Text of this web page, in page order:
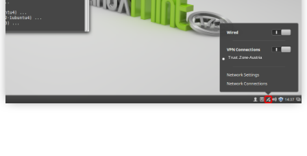
Trust.Zone-Austria